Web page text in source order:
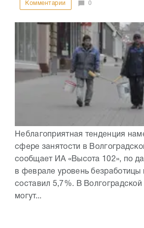
Комментарии 0
Неблагоприятная тенденция
сфере занятости в
сообщает ИА «Высота 102», по
в феврале уровень безработицы
составил 5,7%. В Волгоградской
могут...